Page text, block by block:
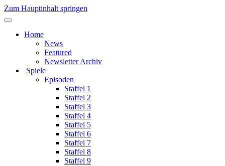
Zum Hauptinhalt springen
Home
News
Featured
Newsletter Archiv
Spiele
Episoden
Staffel 1
Staffel 2
Staffel 3
Staffel 4
Staffel 5
Staffel 6
Staffel 7
Staffel 8
Staffel 9